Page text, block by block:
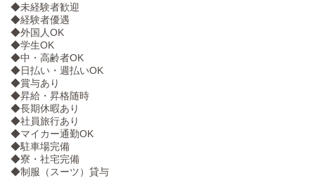
◆未経験者歓迎
◆経験者優遇
◆外国人OK
◆学生OK
◆中・高齢者OK
◆日払い・週払いOK
◆賞与あり
◆昇給・昇格随時
◆長期休暇あり
◆社員旅行あり
◆マイカー通勤OK
◆駐車場完備
◆寮・社宅完備
◆制服（スーツ）貸与